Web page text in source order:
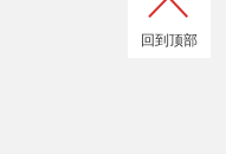
回到顶部